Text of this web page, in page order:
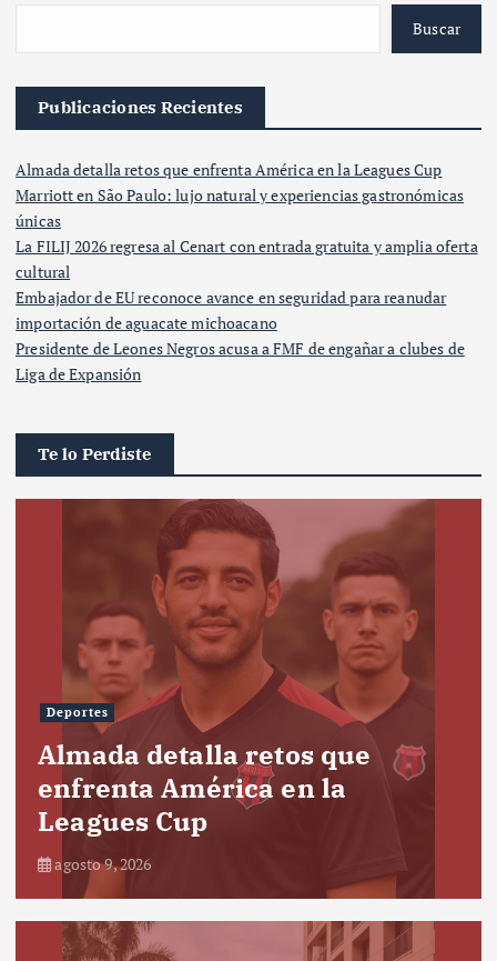
Buscar
Publicaciones Recientes
Almada detalla retos que enfrenta América en la Leagues Cup
Marriott en São Paulo: lujo natural y experiencias gastronómicas
únicas
La FILIJ 2026 regresa al Cenart con entrada gratuita y amplia oferta
cultural
Embajador de EU reconoce avance en seguridad para reanudar
importación de aguacate michoacano
Presidente de Leones Negros acusa a FMF de engañar a clubes de
Liga de Expansión
Te lo Perdiste
Deportes
Almada detalla retos que
enfrenta América en la
Leagues Cup
agosto 9, 2026